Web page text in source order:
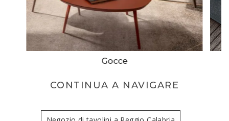
Gocce
CONTINUA A NAVIGARE